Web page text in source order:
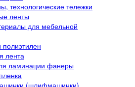
технологические тележки
ленты
для мебельной
лента
ламинации фанеры